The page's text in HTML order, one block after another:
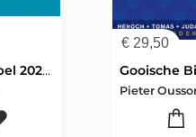
Naardense Bijbel 2024 met DC, Azurblauw met 'Jona'
€ 29,50
Gooische